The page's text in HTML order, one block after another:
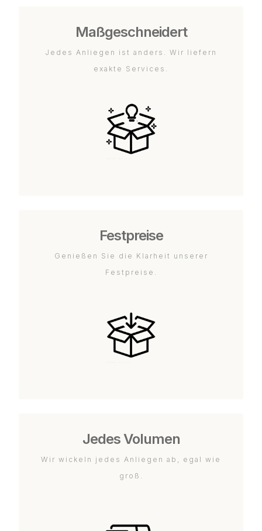
Maßgeschneidert
Jedes Anliegen ist anders. Wir liefern
exakte Services.
Festpreise
Genießen Sie die Klarheit unserer
Festpreise.
Jedes Volumen
Wir wickeln jedes Anliegen ab, egal wie
groß.